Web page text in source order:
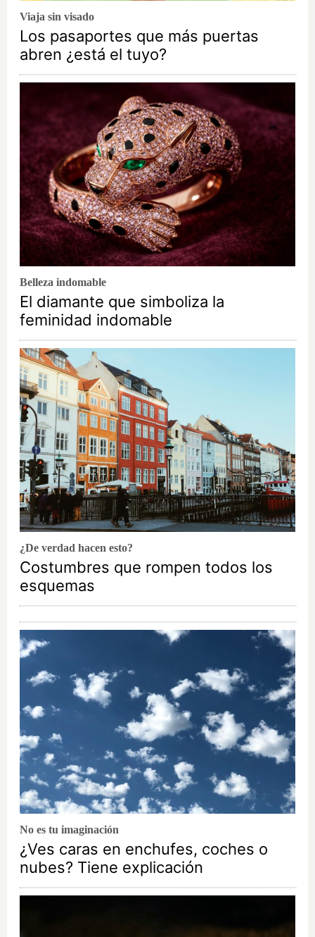
Viaja sin visado
Los pasaportes que más puertas
abren ¿está el tuyo?
Belleza indomable
El diamante que simboliza la
feminidad indomable
¿De verdad hacen esto?
Costumbres que rompen todos los
esquemas
No es tu imaginación
¿Ves caras en enchufes, coches o
nubes? Tiene explicación